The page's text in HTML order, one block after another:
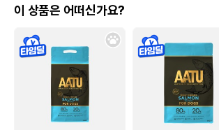
이 상품은 어떠신가요?